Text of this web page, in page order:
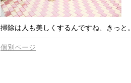
掃除は人も美しくするんですね、きっと。
個別ページ